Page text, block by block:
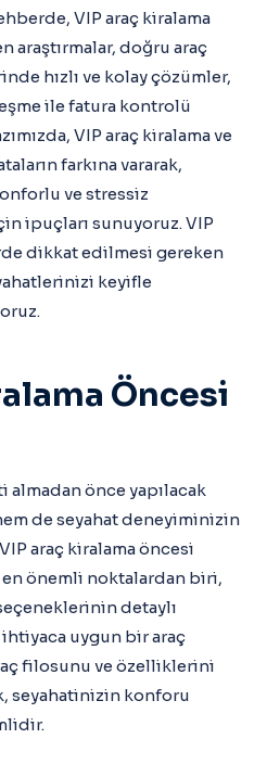
VIP araç kiralama
araştırmalar, doğru araç
hızlı ve kolay çözümler,
ile fatura kontrolü
VIP araç kiralama ve
farkına vararak,
ve stressiz
ipuçları sunuyoruz. VIP
dikkat edilmesi gereken
keyifle
Öncesi
almadan önce yapılacak
de seyahat deneyiminizin
araç kiralama öncesi
önemli noktalardan biri,
detaylı
uygun bir araç
filosunu ve özelliklerini
seyahatinizin konforu